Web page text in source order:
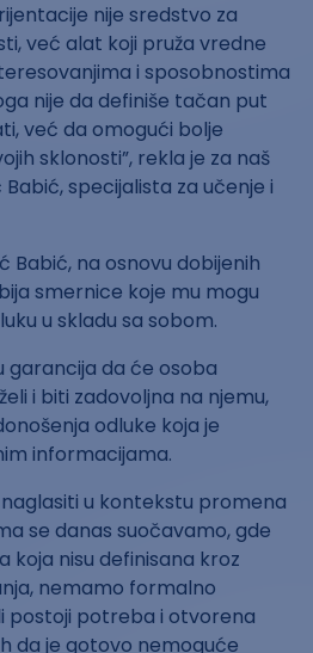
nije sredstvo za
već alat koji pruža vredne
i sposobnostima
nije da definiše tačan put
već da omogući bolje
sklonosti”, rekla je za naš
specijalista za učenje i
Babić, na osnovu dobijenih
smernice koje mu mogu
u skladu sa sobom.
garancija da će osoba
i biti zadovoljna na njemu,
odluke koja je
informacijama.
u kontekstu promena
se danas suočavamo, gde
koja nisu definisana kroz
nemamo formalno
postoji potreba i otvorena
da je gotovo nemoguće